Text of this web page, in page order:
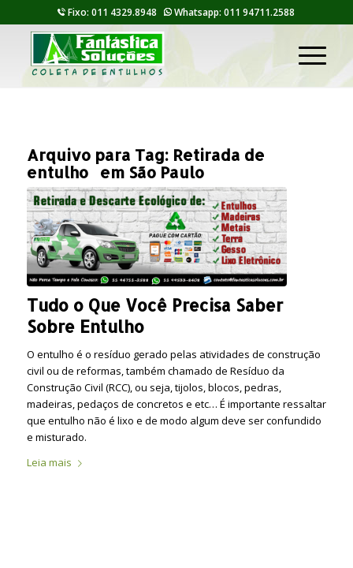
Fixo: 011 4329.8948 Whatsapp: 011 94711.2588
Arquivo para Tag: Retirada de
entulho em São Paulo
Tudo o Que Você Precisa Saber
Sobre Entulho
O entulho é o resíduo gerado pelas atividades de construção
civil ou de reformas, também chamado de Resíduo da
Construção Civil (RCC), ou seja, tijolos, blocos, pedras,
madeiras, pedaços de concretos e etc… É importante ressaltar
que entulho não é lixo e de modo algum deve ser confundido
e misturado.
Leia mais